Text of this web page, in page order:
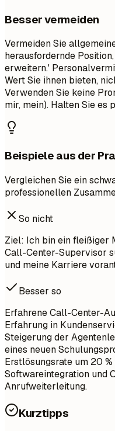
Besser vermeiden
Vermeiden Sie
herausfordernde
erweitern.'
Wert Sie ihnen bieten,
Verwenden Sie keine
mir, mein). Halten Sie es
Beispiele aus der
Vergleichen Sie ein
professionellen
So nicht
Ziel: Ich bin ein fleißiger
Call-Center-Supervisor
und meine Karriere
Besser so
Erfahrene Call-Center-
Erfahrung in
Steigerung der
eines neuen
Erstlösungsrate um 20
Softwareintegration und
Anrufweiterleitung.
Kurztipps